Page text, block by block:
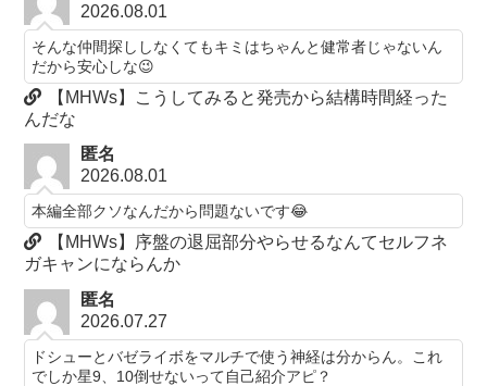
2026.08.01
そんな仲間探ししなくてもキミはちゃんと健常者じゃないん
だから安心しな😉
【MHWs】こうしてみると発売から結構時間経った
んだな
匿名
2026.08.01
本編全部クソなんだから問題ないです😂
【MHWs】序盤の退屈部分やらせるなんてセルフネ
ガキャンにならんか
匿名
2026.07.27
ドシューとバゼライボをマルチで使う神経は分からん。これ
でしか星9、10倒せないって自己紹介アピ？